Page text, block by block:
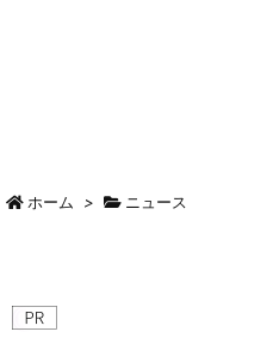
ホーム > ニュース